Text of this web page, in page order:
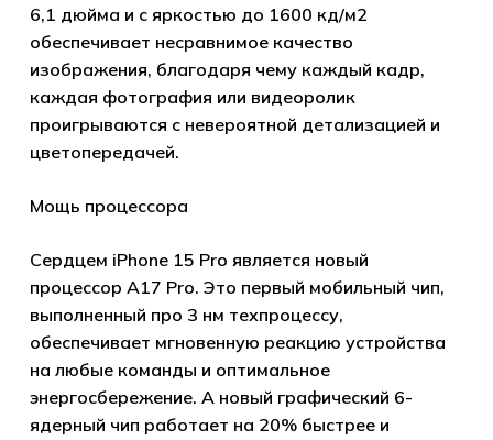
6,1 дюйма и с яркостью до 1600 кд/м2
обеспечивает несравнимое качество
изображения, благодаря чему каждый кадр,
каждая фотография или видеоролик
проигрываются с невероятной детализацией и
цветопередачей.
Мощь процессора
Сердцем iPhone 15 Pro является новый
процессор A17 Pro. Это первый мобильный чип,
выполненный про 3 нм техпроцессу,
обеспечивает мгновенную реакцию устройства
на любые команды и оптимальное
энергосбережение. А новый графический 6-
ядерный чип работает на 20% быстрее и